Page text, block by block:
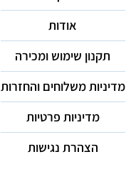
אודות
תקנון שימוש ומכירה
מדיניות משלוחים והחזרות
מדיניות פרטיות
הצהרת נגישות